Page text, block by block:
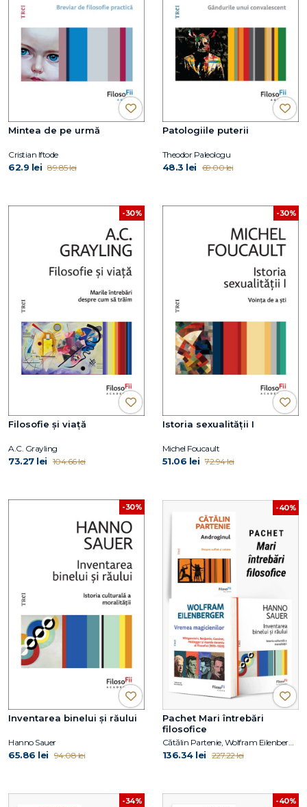
Mintea de pe urmă
Cristian Iftode
62.9 lei 89.85 lei
Patologiile puterii
Theodor Paleologu
48.3 lei 69.00 lei
-30%
Filosofie și viață
A.C. Grayling
73.27 lei 104.66 lei
-30%
Istoria sexualității I
Michel Foucault
51.06 lei 72.94 lei
-30%
Inventarea binelui și răului
Hanno Sauer
65.86 lei 94.08 lei
-40%
Pachet Mari întrebări
filosofice
Cătălin Partenie, Wolfram Eilenberger, Hanno Sauer
136.34 lei 227.22 lei
-34% -40%